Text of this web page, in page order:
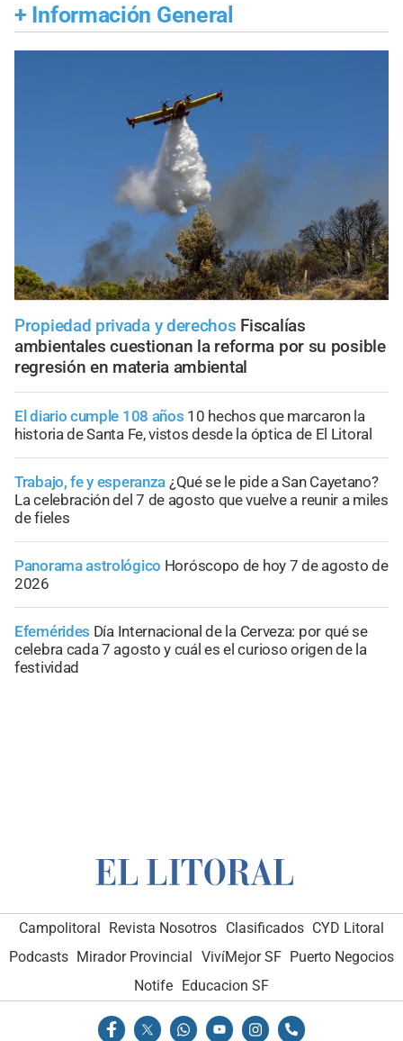
+ Información General
Propiedad privada y derechos Fiscalías
ambientales cuestionan la reforma por su posible
regresión en materia ambiental
El diario cumple 108 años 10 hechos que marcaron la
historia de Santa Fe, vistos desde la óptica de El Litoral
Trabajo, fe y esperanza ¿Qué se le pide a San Cayetano?
La celebración del 7 de agosto que vuelve a reunir a miles
de fieles
Panorama astrológico Horóscopo de hoy 7 de agosto de
2026
Efemérides Día Internacional de la Cerveza: por qué se
celebra cada 7 agosto y cuál es el curioso origen de la
festividad
Campolitoral Revista Nosotros Clasificados CYD Litoral
Podcasts Mirador Provincial VivíMejor SF Puerto Negocios
Notife
Educacion SF